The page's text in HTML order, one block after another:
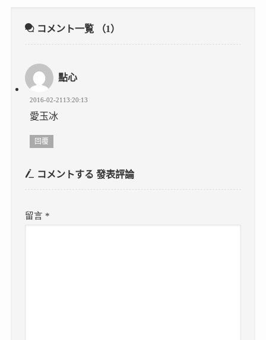
コメント一覧 （1）
點心
2016-02-2113:20:13
愛玉冰
回覆
コメントする發表評論
留言 *